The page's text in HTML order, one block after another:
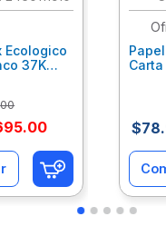
Ecologico
37K
00
.00 $78.